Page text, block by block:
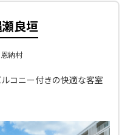
良垣
納村
コニー付きの快適な客室